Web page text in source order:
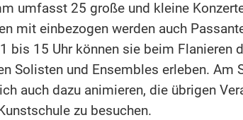
umfasst 25 große und kleine
mit einbezogen werden auch
15 Uhr können sie beim Flanieren
Solisten und Ensembles erleben. Am
auch dazu animieren, die übrigen
zu besuchen.